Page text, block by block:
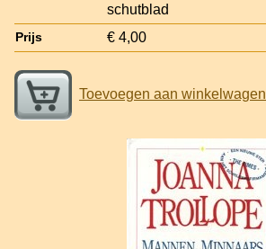
schutblad
Prijs € 4,00
Toevoegen aan winkelwagen